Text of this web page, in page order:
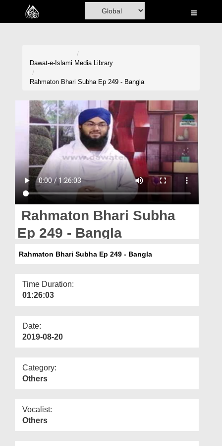
Home
Volunteer Portal
Rohani Ilaj
Donation
Blog
Magazine
Dawat-e-Islami Media Library
Rahmaton Bhari Subha Ep 249 - Bangla
Rahmaton Bhari Subha
Ep 249 - Bangla
Rahmaton Bhari Subha Ep 249 - Bangla
Time Duration:
01:26:03
Date:
2019-08-20
Category:
Others
Vocalist:
Others